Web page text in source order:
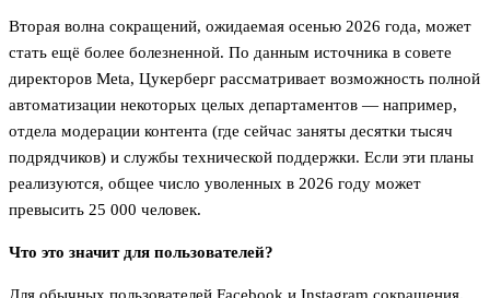
Вторая волна сокращений, ожидаемая осенью 2026 года, может
стать ещё более болезненной. По данным источника в совете
директоров Meta, Цукерберг рассматривает возможность полной
автоматизации некоторых целых департаментов — например,
отдела модерации контента (где сейчас заняты десятки тысяч
подрядчиков) и службы технической поддержки. Если эти планы
реализуются, общее число уволенных в 2026 году может
превысить 25 000 человек.
Что это значит для пользователей?